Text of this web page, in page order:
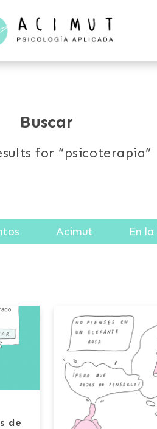
Acimut
Psicología
Buscar
for “psicoterapia”
Acimut En
de